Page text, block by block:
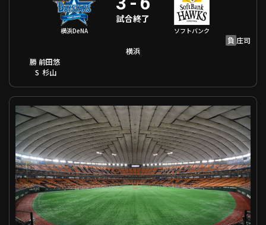
横浜DeNA
試合終了
ソフトバンク
負 庄司
横浜
勝 前田悠
S 杉山
セ・パ交流戦 巨人 VS 千葉ロッテ